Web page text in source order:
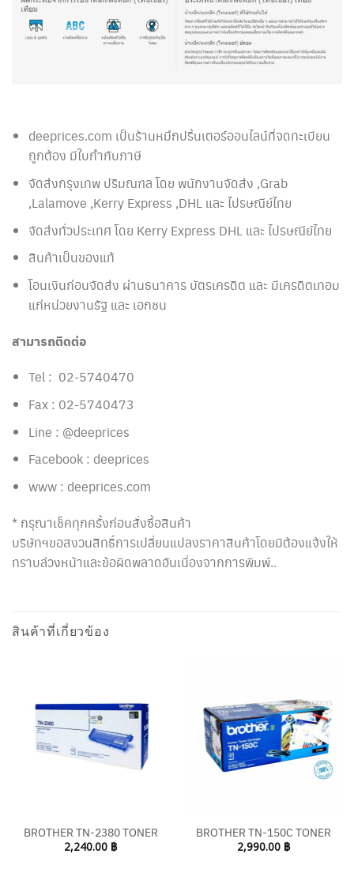
deeprices.com เป็นร้านหมึกปริ้นเตอร์ออนไลน์ที่จดทะเบียน
ถูกต้อง มีใบกำกับภาษี
จัดส่งกรุงเทพ ปริมณฑล โดย พนักงานจัดส่ง ,Grab
,Lalamove ,Kerry Express ,DHL และ ไปรษณีย์ไทย
จัดส่งทั่วประเทศ โดย Kerry Express DHL และ ไปรษณีย์ไทย
สินค้าเป็นของแท้
โอนเงินก่อนจัดส่ง ผ่านธนาคาร บัตรเครดิต และ มีเครดิตเทอม
แก่หน่วยงานรัฐ และ เอกชน
สามารถติดต่อ
Tel : 02-5740470
Fax : 02-5740473
Line : @deeprices
Facebook : deeprices
www : deeprices.com
* กรุณาเช็คทุกครั้งก่อนสั่งซื้อสินค้า
บริษัทฯขอสงวนสิทธิ์การเปลี่ยนแปลงราคาสินค้าโดยมิต้องแจ้งให้
ทราบล่วงหน้าและข้อผิดพลาดอันเนื่องจากการพิมพ์..
สินค้าที่เกี่ยวข้อง
BROTHER TN-2380 TONER
2,240.00 ฿
BROTHER TN-150C TONER
2,990.00 ฿